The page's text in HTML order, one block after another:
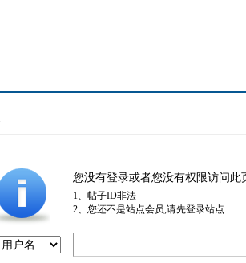
您没有登录或者您没有权限访问此
1、帖子ID非法
2、您还不是站点会员,请先登录站点